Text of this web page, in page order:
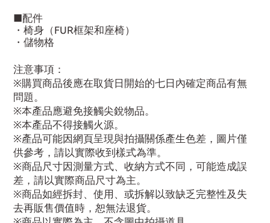
■配件
・椅身（FUR框架和座椅）
・儲物格
注意事項：
※購買商品後應在取貨日開始的七日內確定商品有無
問題。
※本產品應避免接觸尖銳物品。
※本產品不得接觸火源。
※產品可能因網頁呈現與拍攝關係產生色差，圖片僅
供參考，請以實際收到樣式為準。
※商品尺寸因測量方式、收納方式不同，可能造成誤
差，請以實際商品尺寸為主。
※商品如經拆封、使用、或拆解以致缺乏完整性及失
去再販售價值時，恕無法退貨。